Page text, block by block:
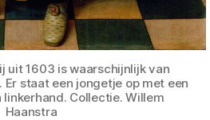
uit 1603 is waarschijnlijk van
staat een jongetje op met een
Collectie. Willem
Haanstra